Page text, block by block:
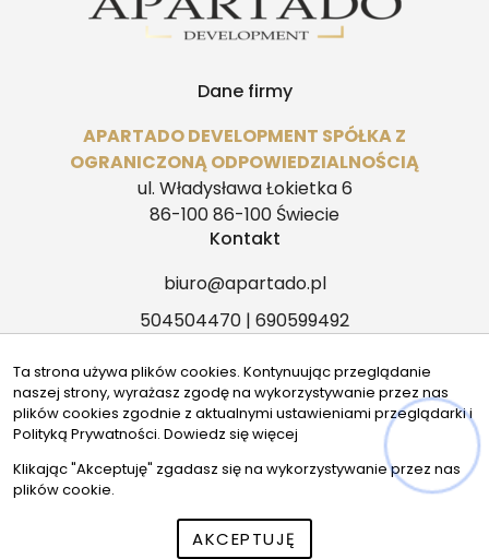
Dane firmy
APARTADO DEVELOPMENT SPÓŁKA Z
OGRANICZONĄ ODPOWIEDZIALNOŚCIĄ
ul. Władysława Łokietka 6
86-100 86-100 Świecie
Kontakt
biuro@apartado.pl
504504470 | 690599492
© 2026 Wszystkie prawa zastrzeżone | Program dla biur
Ta strona używa plików cookies. Kontynuując przeglądanie
naszej strony, wyrażasz zgodę na wykorzystywanie przez nas
plików cookies zgodnie z aktualnymi ustawieniami przeglądarki i
Polityką Prywatności. Dowiedz się więcej
Klikając "Akceptuję" zgadasz się na wykorzystywanie przez nas
plików cookie.
AKCEPTUJĘ